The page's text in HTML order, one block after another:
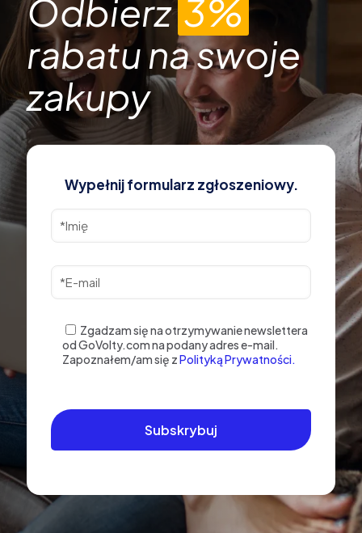
Odbierz3%
rabatu na swoje
zakupy
Wypełnij formularz zgłoszeniowy.
Zgadzam się na otrzymywanie newslettera
od GoVolty.com na podany adres e-mail.
Zapoznałem/am się zPolityką Prywatności.